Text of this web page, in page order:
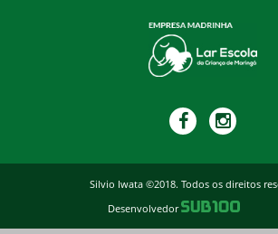
Silvio Iwata ©2018. Todos os direitos
Desenvolvedor